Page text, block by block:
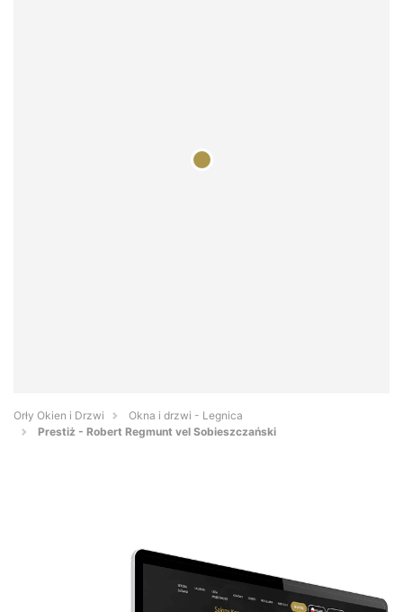
Orły Okien i Drzwi
Okna i drzwi - Legnica
Prestiż - Robert Regmunt vel Sobieszczański